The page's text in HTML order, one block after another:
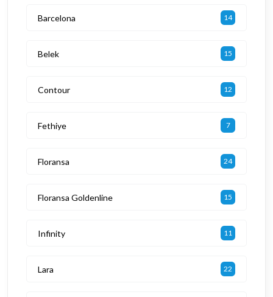
Barcelona 14
Belek 15
Contour 12
Fethiye 7
Floransa 24
Floransa Goldenline 15
Infinity 11
Lara 22